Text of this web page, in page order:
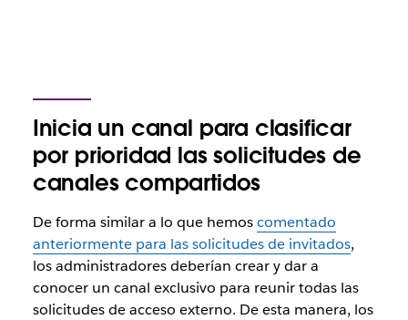
Inicia un canal para clasificar
por prioridad las solicitudes de
canales compartidos
De forma similar a lo que hemoscomentado
anteriormente para las solicitudes de invitados,
los administradores deberían crear y dar a
conocer un canal exclusivo para reunir todas las
solicitudes de acceso externo. De esta manera, los